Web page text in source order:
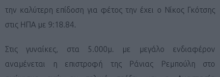
την καλύτερη επίδοση για φέτος την έχει ο Νίκος Γκότσης
στις ΗΠΑ με 9:18.84.
Στις γυναίκες, στα 5.000μ. με μεγάλο ενδιαφέρον
αναμένεται η επιστροφή της Ράνιας Ρεμπούλη στο